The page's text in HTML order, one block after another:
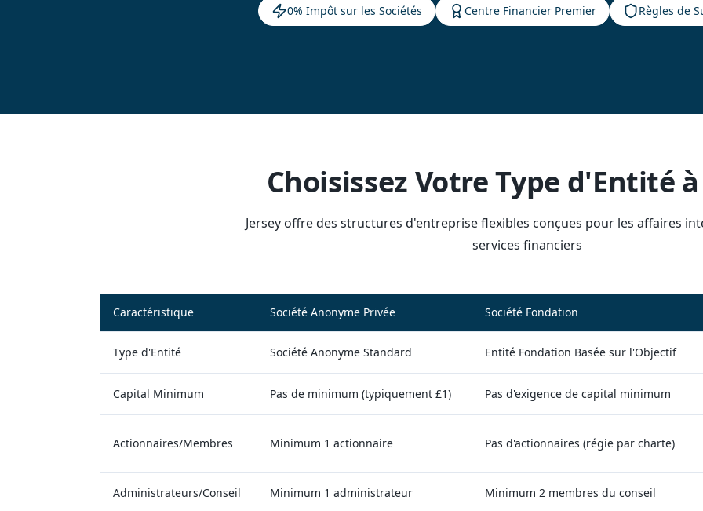
0% Impôt sur les Sociétés Centre Financier Premier Règles de
Choisissez Votre Type d'Entité à
Jersey offre des structures d'entreprise flexibles conçues pour les affaires
services financiers
Caractéristique Société Anonyme Privée Société Fondation
Type d'Entité Société Anonyme Standard Entité Fondation Basée sur l'Objectif
Capital Minimum Pas de minimum (typiquement £1) Pas d'exigence de capital minimum
Actionnaires/Membres Minimum 1 actionnaire Pas d'actionnaires (régie par charte)
Administrateurs/Conseil Minimum 1 administrateur Minimum 2 membres du conseil